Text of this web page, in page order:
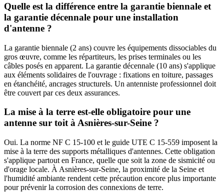
Quelle est la différence entre la garantie biennale et
la garantie décennale pour une installation
d'antenne ?
La garantie biennale (2 ans) couvre les équipements dissociables du
gros œuvre, comme les répartiteurs, les prises terminales ou les
câbles posés en apparent. La garantie décennale (10 ans) s'applique
aux éléments solidaires de l'ouvrage : fixations en toiture, passages
en étanchéité, ancrages structurels. Un antenniste professionnel doit
être couvert par ces deux assurances.
La mise à la terre est-elle obligatoire pour une
antenne sur toit à Asnières-sur-Seine ?
Oui. La norme NF C 15-100 et le guide UTE C 15-559 imposent la
mise à la terre des supports métalliques d'antennes. Cette obligation
s'applique partout en France, quelle que soit la zone de sismicité ou
d'orage locale. À Asnières-sur-Seine, la proximité de la Seine et
l'humidité ambiante rendent cette précaution encore plus importante
pour prévenir la corrosion des connexions de terre.